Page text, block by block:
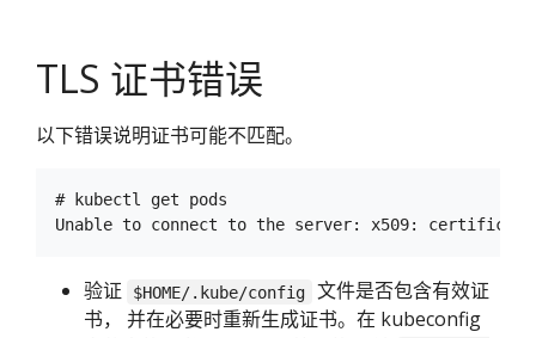
TLS 证书错误
以下错误说明证书可能不匹配。
# kubectl get pods
验证 $HOME/.kube/config
文件是否包含有效证
书， 并在必要时重新生成证书。在 kubeconfig